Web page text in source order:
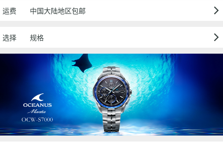
运费 中国大陆地区包邮
选择 规格